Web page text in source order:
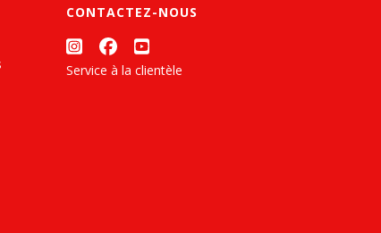
CONTACTEZ-NOUS
Service à la clientèle